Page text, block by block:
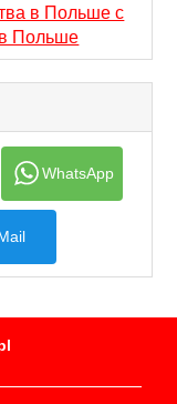
в Польше с
Польше
WhatsApp